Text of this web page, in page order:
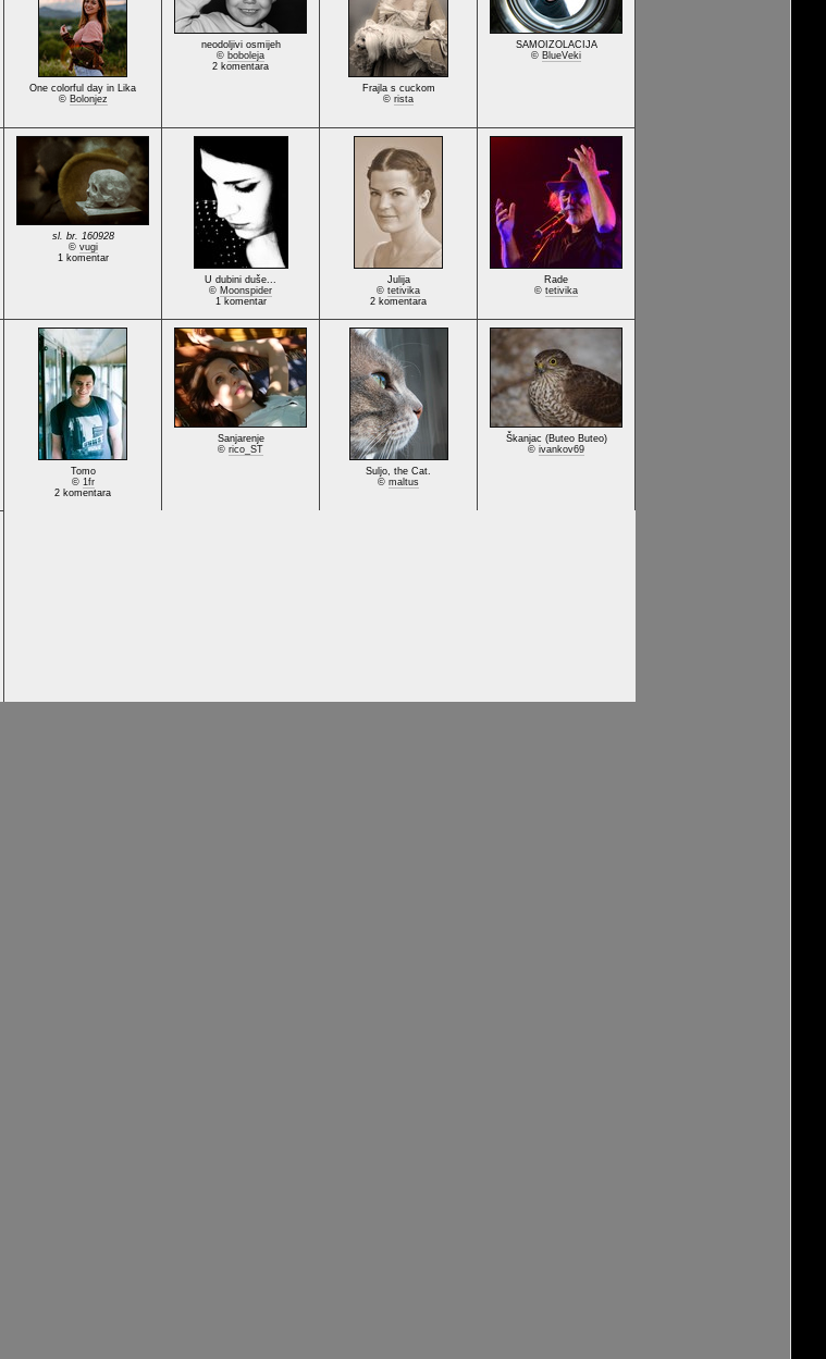
One colorful day in Lika
© Bolonjez
neodoljivi osmijeh
© boboleja
2 komentara
Frajla s cuckom
©rista
SAMOIZOLACIJA
© BlueVeki
sl. br. 160928
© vugi
1 komentar
U dubini duše...
© Moonspider
1 komentar
Julija
©tetivika
2 komentara
Rade
©tetivika
Tomo
© 1fr
2 komentara
Sanjarenje
©rico_ST
Suljo, the Cat.
©maltus
Škanjac (Buteo Buteo)
©ivankov69